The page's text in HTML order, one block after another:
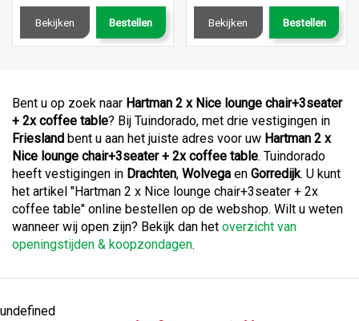
Bekijken Bestellen Bekijken Bestellen
Bent u op zoek naar Hartman 2 x Nice lounge chair+3seater
+ 2x coffee table? Bij Tuindorado, met drie vestigingen in
Friesland bent u aan het juiste adres voor uw Hartman 2 x
Nice lounge chair+3seater + 2x coffee table. Tuindorado
heeft vestigingen in Drachten, Wolvega en Gorredijk. U kunt
het artikel "Hartman 2 x Nice lounge chair+3seater + 2x
coffee table" online bestellen op de webshop. Wilt u weten
wanneer wij open zijn? Bekijk dan het overzicht van
openingstijden & koopzondagen.
undefined